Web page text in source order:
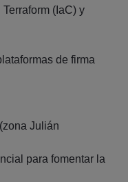
(IaC) y
de firma
Julián
para fomentar la